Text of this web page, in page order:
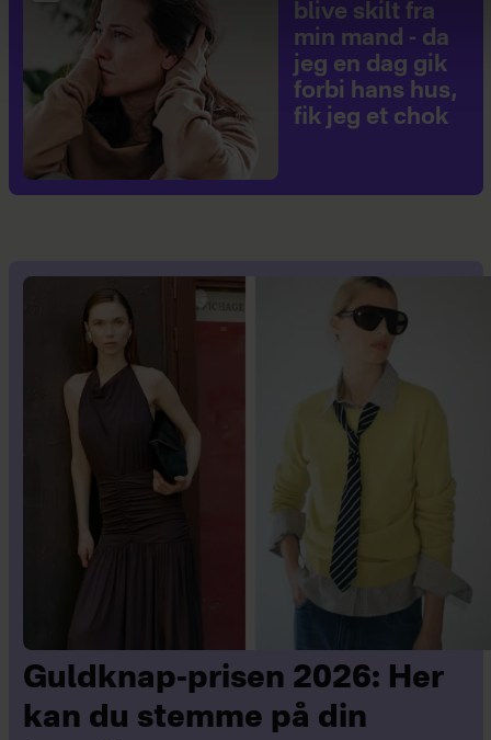
blive skilt fra
min mand - da
jeg en dag gik
forbi hans hus,
fik jeg et chok
Guldknap-prisen 2026: Her
kan du stemme på din